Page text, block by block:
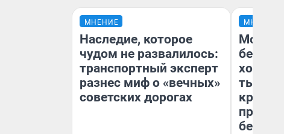
МНЕНИЕ
Наследие, которое
чудом не развалилось:
транспортный эксперт
разнес миф о «вечных»
советских дорогах
МНЕНИЕ
Мой
хотела
тысяч,